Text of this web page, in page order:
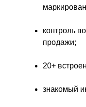
контроль
продажи;
20+
знакомый